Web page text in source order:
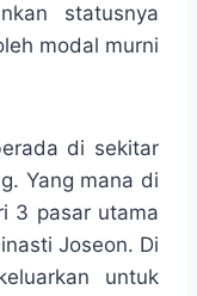
statusnya
modal murni
di sekitar
Yang mana di
3 pasar utama
Joseon. Di
untuk